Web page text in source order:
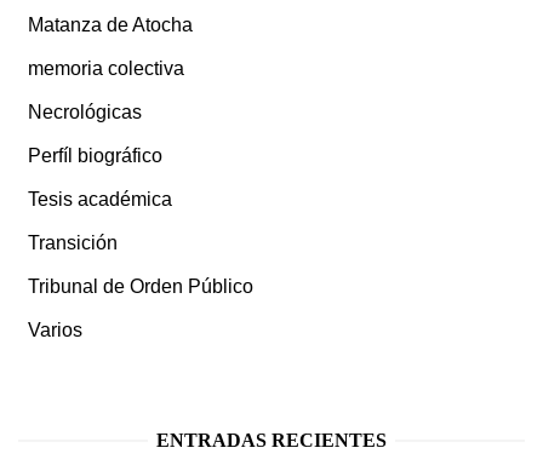
Matanza de Atocha
memoria colectiva
Necrológicas
Perfíl biográfico
Tesis académica
Transición
Tribunal de Orden Público
Varios
ENTRADAS RECIENTES